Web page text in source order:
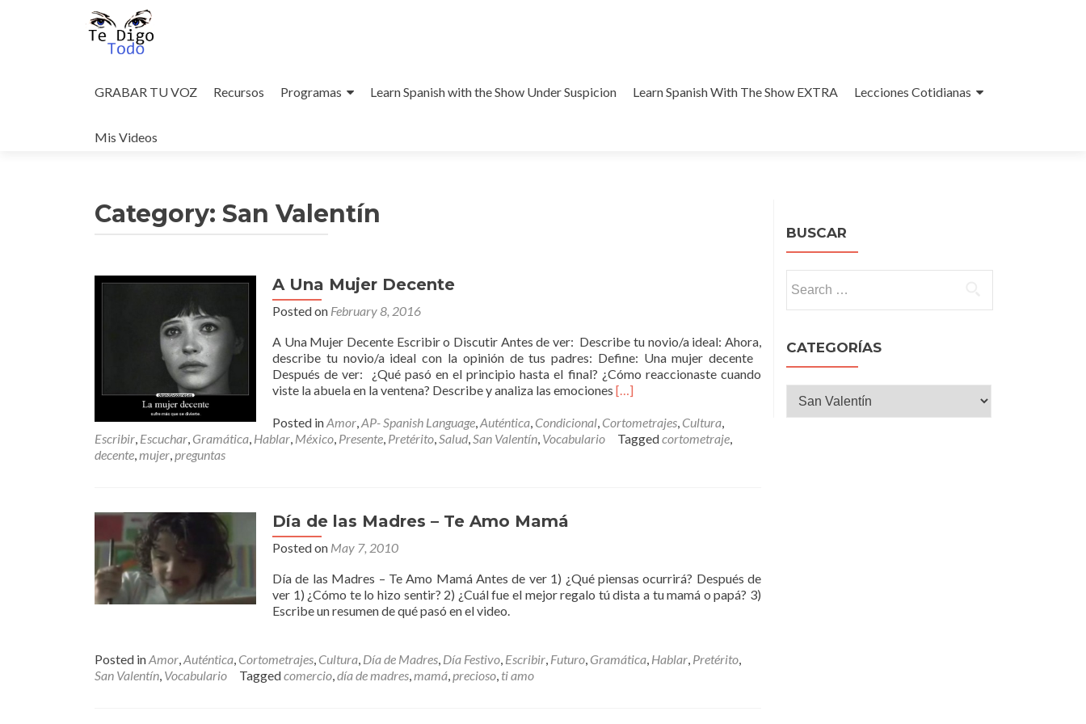
to
GRABAR TU VOZ Recursos Programas Learn Spanish with the Show Under Suspicion Learn Spanish With The Show EXTRA Lecciones Cotidianas
Mis Videos
Category: San Valentín
A Una Mujer Decente
Posted on February 8, 2016
A Una Mujer Decente Escribir o Discutir Antes de ver: Describe tu novio/a ideal: Ahora,
describe tu novio/a ideal con la opinión de tus padres: Define: Una mujer decente
Después de ver: ¿Qué pasó en el principio hasta el final? ¿Cómo reaccionaste cuando
viste la abuela en la ventena? Describe y analiza las emociones Read
about
A
[…]
Posted inAmor,AP- Spanish Language,Auténtica, Condicional, Cortometrajes, Cultura,
Escribir, Escuchar, Gramática, Hablar, México, Presente, Pretérito,Salud,San Valentín, Vocabulario Taggedcortometraje,
decente,mujer,preguntas
Día de las Madres – Te Amo Mamá
Posted on May 7, 2010
Día de las Madres – Te Amo Mamá Antes de ver 1) ¿Qué piensas ocurrirá? Después de
ver 1) ¿Cómo te lo hizo sentir? 2) ¿Cuál fue el mejor regalo tú dista a tu mamá o papá? 3)
Escribe un resumen de qué pasó en el video.
Posted inAmor,Auténtica, Cortometrajes, Cultura, Día de Madres, Día Festivo, Escribir, Futuro, Gramática, Hablar, Pretérito,
San Valentín, Vocabulario Taggedcomercio,día de madres,mamá,precioso, ti amo
BUSCAR
for:
CATEGORÍAS
CATEGORÍAS